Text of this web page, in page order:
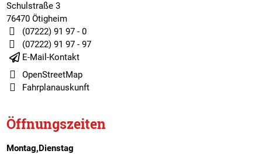
Schulstraße 3
76470 Ötigheim
(07222) 91 97 - 0
(07222) 91 97 - 97
E-Mail-Kontakt
OpenStreetMap
Fahrplanauskunft
Öffnungszeiten
Montag,Dienstag